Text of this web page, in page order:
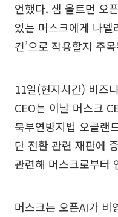
언했다. 샘 올트먼 오
있는 머스크에게 나델
건’으로 작용할지 주
11일(현지시간) 비즈
CEO는 이날 머스크
북부연방지법 오클랜
단 전환 관련 재판에
관련해 머스크로부터
머스크는 오픈AI가 비